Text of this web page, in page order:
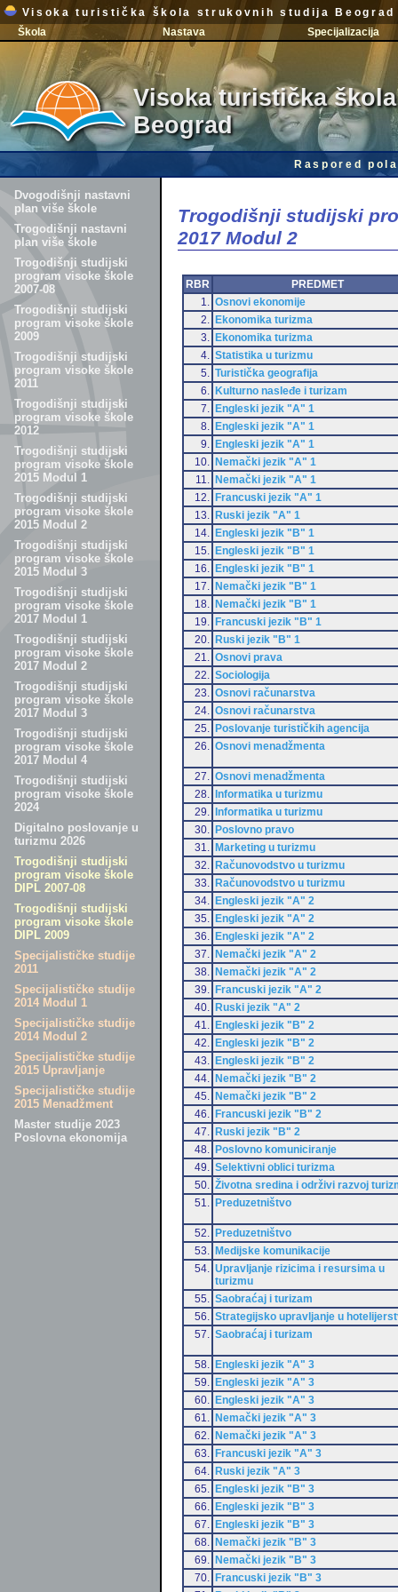
Visoka turistička škola strukovnih studija Beograd
Škola
Nastava Specijalizacija
Visoka turistička
Beograd
Raspored
Dvogodišnji nastavni
plan više škole
Trogodišnji nastavni
plan više škole
Trogodišnji studijski
program visoke škole
2007-08
Trogodišnji studijski
program visoke škole
2009
Trogodišnji studijski
program visoke škole
2011
Trogodišnji studijski
program visoke škole
2012
Trogodišnji studijski
program visoke škole
2015 Modul 1
Trogodišnji studijski
program visoke škole
2015 Modul 2
Trogodišnji studijski
program visoke škole
2015 Modul 3
Trogodišnji studijski
program visoke škole
2017 Modul 1
Trogodišnji studijski
program visoke škole
2017 Modul 2
Trogodišnji studijski
program visoke škole
2017 Modul 3
Trogodišnji studijski
program visoke škole
2017 Modul 4
Trogodišnji studijski
program visoke škole
2024
Digitalno poslovanje u
turizmu 2026
Trogodišnji studijski
program visoke škole
DIPL 2007-08
Trogodišnji studijski
program visoke škole
DIPL 2009
Specijalističke studije
2011
Specijalističke studije
2014 Modul 1
Specijalističke studije
2014 Modul 2
Specijalističke studije
2015 Upravljanje
Specijalističke studije
2015 Menadžment
Master studije 2023
Poslovna ekonomija
Trogodišnji studijski
2017 Modul 2
RBR
PREDMET
1.
Osnovi ekonomije
2.
Ekonomika turizma
3.
Ekonomika turizma
4.
Statistika u turizmu
5.
Turistička geografija
6.
Kulturno nasleđe i turizam
7.
Engleski jezik "A" 1
8.
Engleski jezik "A" 1
9.
Engleski jezik "A" 1
10.
Nemački jezik "A" 1
11.
Nemački jezik "A" 1
12.
Francuski jezik "A" 1
13.
Ruski jezik "A" 1
14.
Engleski jezik "B" 1
15.
Engleski jezik "B" 1
16.
Engleski jezik "B" 1
17.
Nemački jezik "B" 1
18.
Nemački jezik "B" 1
19.
Francuski jezik "B" 1
20.
Ruski jezik "B" 1
21.
Osnovi prava
22.
Sociologija
23.
Osnovi računarstva
24.
Osnovi računarstva
25.
Poslovanje turističkih agencija
26.
Osnovi menadžmenta
27.
Osnovi menadžmenta
28.
Informatika u turizmu
29.
Informatika u turizmu
30.
Poslovno pravo
31.
Marketing u turizmu
32.
Računovodstvo u turizmu
33.
Računovodstvo u turizmu
34.
Engleski jezik "A" 2
35.
Engleski jezik "A" 2
36.
Engleski jezik "A" 2
37.
Nemački jezik "A" 2
38.
Nemački jezik "A" 2
39.
Francuski jezik "A" 2
40.
Ruski jezik "A" 2
41.
Engleski jezik "B" 2
42.
Engleski jezik "B" 2
43.
Engleski jezik "B" 2
44.
Nemački jezik "B" 2
45.
Nemački jezik "B" 2
46.
Francuski jezik "B" 2
47.
Ruski jezik "B" 2
48.
Poslovno komuniciranje
49.
Selektivni oblici turizma
50.
Životna sredina i održivi razvoj
51.
Preduzetništvo
52.
Preduzetništvo
53.
Medijske komunikacije
54.
Upravljanje rizicima i resursima u
turizmu
55.
Saobraćaj i turizam
56.
Strategijsko upravljanje u
57.
Saobraćaj i turizam
58.
Engleski jezik "A" 3
59.
Engleski jezik "A" 3
60.
Engleski jezik "A" 3
61.
Nemački jezik "A" 3
62.
Nemački jezik "A" 3
63.
Francuski jezik "A" 3
64.
Ruski jezik "A" 3
65.
Engleski jezik "B" 3
66.
Engleski jezik "B" 3
67.
Engleski jezik "B" 3
68.
Nemački jezik "B" 3
69.
Nemački jezik "B" 3
70.
Francuski jezik "B" 3